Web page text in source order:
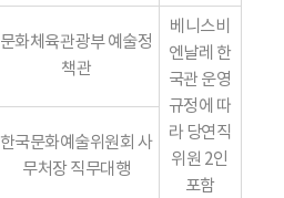
문화체육관광부 예술정
책관
베니스비
엔날레 한
국관 운영
규정에 따
라 당연직
위원 2인
포함
한국문화예술위원회 사
무처장 직무대행